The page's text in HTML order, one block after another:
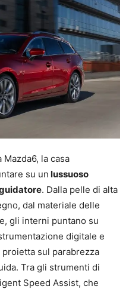
la casa
su un lussuoso
. Dalla pelle di alta
dal materiale delle
gli interni puntano su
digitale e
proietta sul parabrezza
Tra gli strumenti di
Speed Assist, che